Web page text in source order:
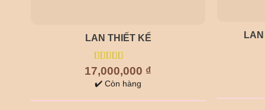
LAN THIẾT KẾ
5.00out of
5
17,000,000 ₫
✔️ Còn hàng